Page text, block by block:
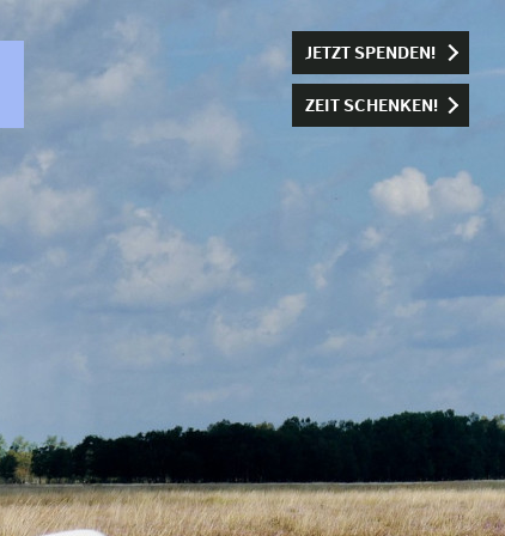
JETZT SPENDEN!
ZEIT SCHENKEN!